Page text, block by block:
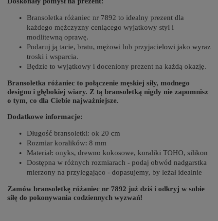
Bransoletka różaniec nr 7892 to idealny prezent dla
każdego mężczyzny ceniącego wyjątkowy styl i
modlitewną oprawę.
Podaruj ją tacie, bratu, mężowi lub przyjacielowi jako wyraz
troski i wsparcia.
Będzie to wyjątkowy i doceniony prezent na każdą okazję.
Bransoletka różaniec to połączenie męskiej siły, modnego
designu i głębokiej wiary. Z tą bransoletką nigdy nie zapomnisz
o tym, co dla Ciebie najważniejsze.
Dodatkowe informacje:
Długość bransoletki: ok 20 cm
Rozmiar koralików: 8 mm
Materiał: onyks, drewno kokosowe, koraliki TOHO, silikon
Dostępna w różnych rozmiarach - podaj obwód nadgarstka
mierzony na przylegająco - dopasujemy, by leżał idealnie
Zamów bransoletkę różaniec nr 7892 już dziś i odkryj w sobie
siłę do pokonywania codziennych wyzwań!